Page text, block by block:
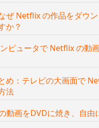
ぜ Netflix の作品をダウ
か？
ピュータで Netflix の動
め：テレビの大画面で
法
動画をDVDに焼き、自由